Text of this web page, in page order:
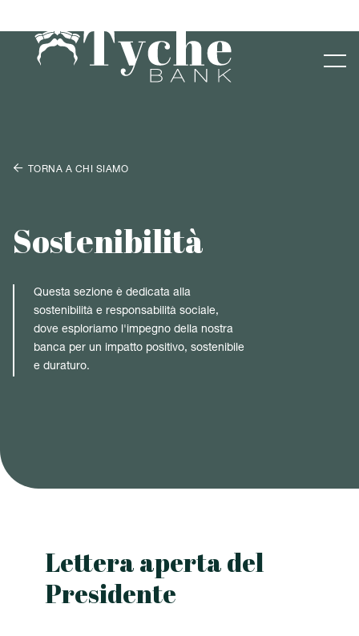
 TORNA A CHI SIAMO
Sostenibilità
Questa sezione è dedicata alla
sostenibilità e responsabilità sociale,
dove esploriamo l'impegno della nostra
banca per un impatto positivo, sostenibile
e duraturo.
Lettera aperta del
Presidente